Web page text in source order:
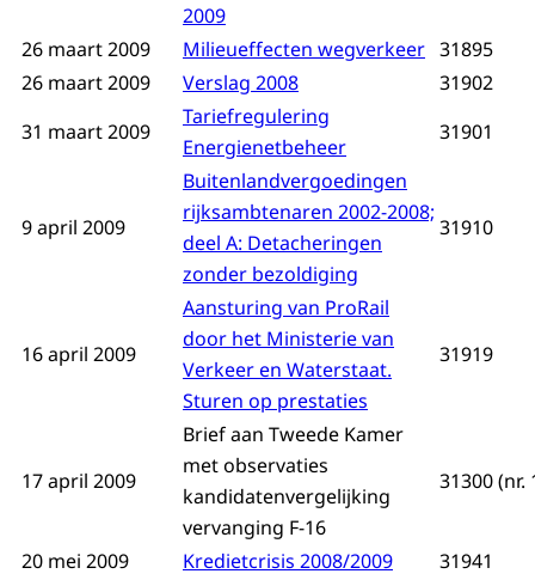
2009
26 maart 2009 Milieueffecten wegverkeer 31895
26 maart 2009
Verslag 2008
31902
31 maart 2009
Tariefregulering
Energienetbeheer
31901
9 april 2009
Buitenlandvergoedingen
rijksambtenaren 2002-2008;
deel A: Detacheringen
zonder bezoldiging
31910
16 april 2009
Aansturing van ProRail
door het Ministerie van
Verkeer en Waterstaat.
Sturen op prestaties
31919
17 april 2009
Brief aan Tweede Kamer
met observaties
kandidatenvergelijking
vervanging F-16
31300 (nr.
20 mei 2009 Kredietcrisis 2008/2009
31941